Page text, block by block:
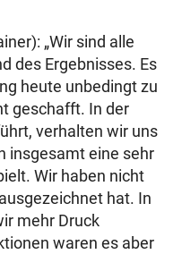
„Wir sind alle
des Ergebnisses. Es
heute unbedingt zu
geschafft. In der
verhalten wir uns
insgesamt eine sehr
Wir haben nicht
hat. In
mehr Druck
waren es aber